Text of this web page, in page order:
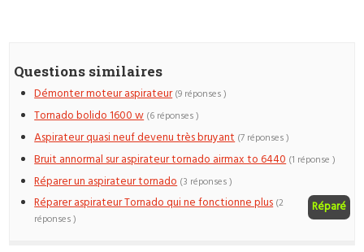
Questions similaires
Démonter moteur aspirateur (9 réponses )
Tornado bolido 1600 w (6 réponses )
Aspirateur quasi neuf devenu très bruyant (7 réponses )
Bruit annormal sur aspirateur tornado airmax to 6440 (1 réponse )
Réparer un aspirateur tornado (3 réponses )
Réparer aspirateur Tornado qui ne fonctionne plus Réparé
(2
réponses )